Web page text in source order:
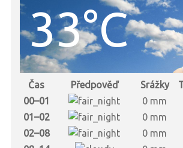
33°C
Čas Předpověď Srážky
00–01
0 mm
01–02
0 mm
02–08
0 mm